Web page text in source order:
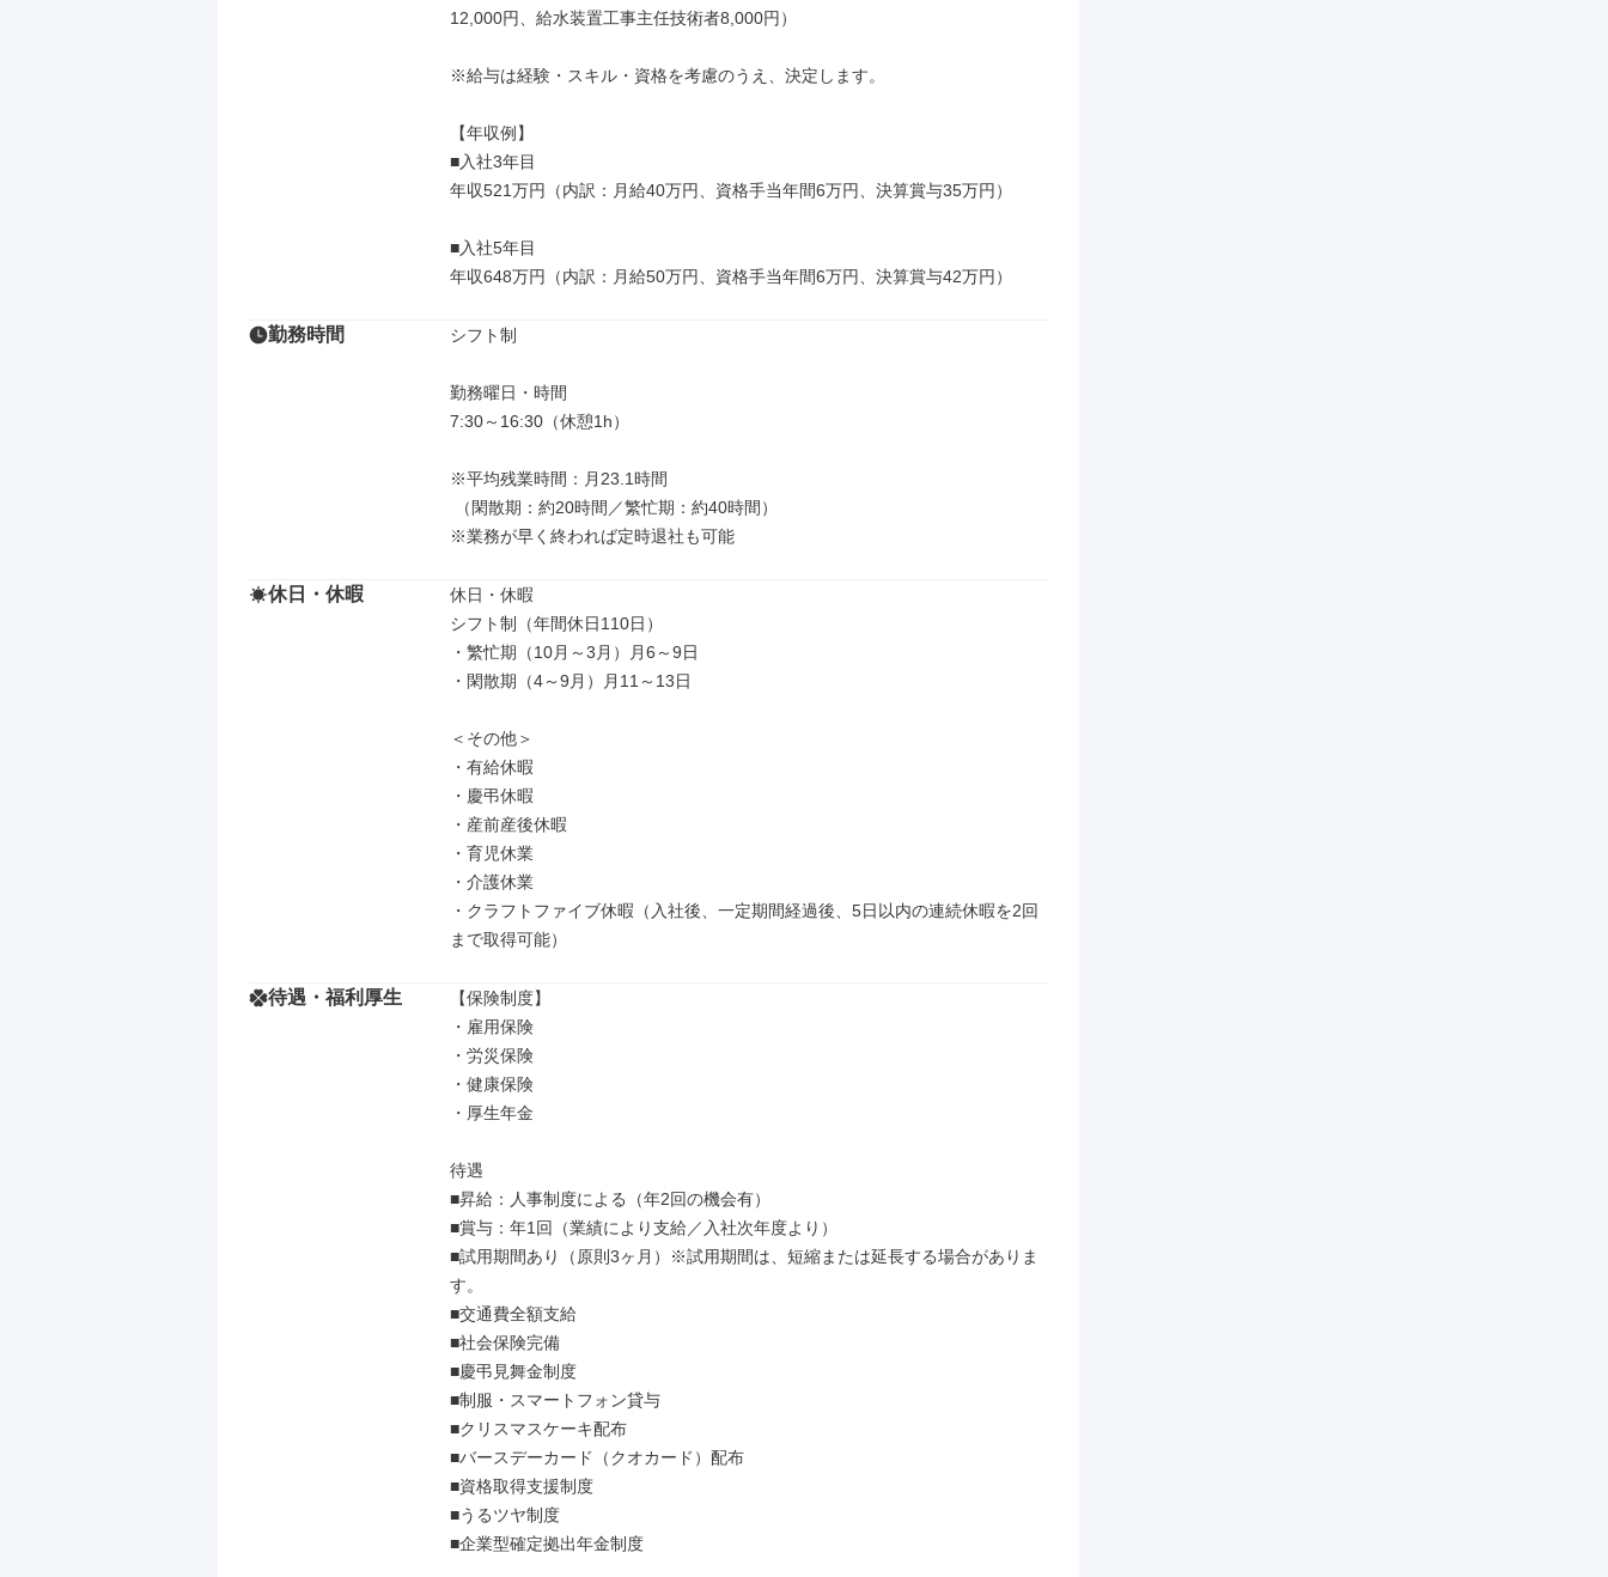
12,000円、給水装置工事主任技術者8,000円）
※給与は経験・スキル・資格を考慮のうえ、決定します。
【年収例】
■入社3年目
年収521万円（内訳：月給40万円、資格手当年間6万円、決算賞与35万円）
■入社5年目
年収648万円（内訳：月給50万円、資格手当年間6万円、決算賞与42万円）
勤務時間 シフト制
勤務曜日・時間
7:30～16:30（休憩1h）
※平均残業時間：月23.1時間
※業務が早く終われば定時退社も可能
休日・休暇
休日・休暇
シフト制（年間休日110日）
・繁忙期（10月～3月）月6～9日
・閑散期（4～9月）月11～13日
＜その他＞
・有給休暇
・慶弔休暇
・産前産後休暇
・育児休業
・介護休業
・クラフトファイブ休暇（入社後、一定期間経過後、5日以内の連続休暇を2回
まで取得可能）
待遇・福利厚生
【保険制度】
・雇用保険
・労災保険
・健康保険
・厚生年金
待遇
■昇給：人事制度による（年2回の機会有）
■賞与：年1回（業績により支給／入社次年度より）
■試用期間あり（原則3ヶ月）※試用期間は、短縮または延長する場合がありま
す。
■交通費全額支給
■社会保険完備
■慶弔見舞金制度
■制服・スマートフォン貸与
■クリスマスケーキ配布
■バースデーカード（クオカード）配布
■資格取得支援制度
■うるツヤ制度
■企業型確定拠出年金制度